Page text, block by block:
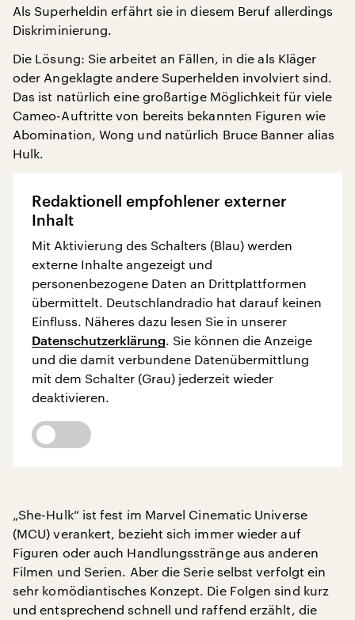
Als Superheldin erfährt sie in diesem Beruf allerdings
Diskriminierung.
Die Lösung: Sie arbeitet an Fällen, in die als Kläger
oder Angeklagte andere Superhelden involviert sind.
Das ist natürlich eine großartige Möglichkeit für viele
Cameo-Auftritte von bereits bekannten Figuren wie
Abomination, Wong und natürlich Bruce Banner alias
Hulk.
Redaktionell empfohlener externer
Inhalt
Mit Aktivierung des Schalters (Blau) werden
externe Inhalte angezeigt und
personenbezogene Daten an Drittplattformen
übermittelt. Deutschlandradio hat darauf keinen
Einfluss. Näheres dazu lesen Sie in unserer
Datenschutzerklärung. Sie können die Anzeige
und die damit verbundene Datenübermittlung
mit dem Schalter (Grau) jederzeit wieder
deaktivieren.
„She-Hulk“ ist fest im Marvel Cinematic Universe
(MCU) verankert, bezieht sich immer wieder auf
Figuren oder auch Handlungsstränge aus anderen
Filmen und Serien. Aber die Serie selbst verfolgt ein
sehr komödiantisches Konzept. Die Folgen sind kurz
und entsprechend schnell und raffend erzählt, die